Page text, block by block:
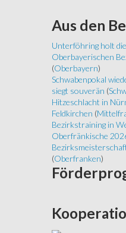
Aus den
Unterföhring holt
Oberbayerischen
(Oberbayern)
Schwabenpokal
siegt souverän (
Hitzeschlacht in
Feldkirchen (
Bezirkstraining in
Oberfränkische
(Oberfranken)